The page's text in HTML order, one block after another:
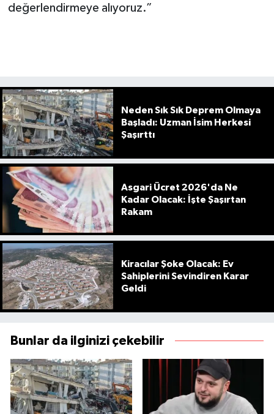
değerlendirmeye alıyoruz.”
Neden Sık Sık Deprem Olmaya
Başladı: Uzman İsim Herkesi
Şaşırttı
Asgari Ücret 2026'da Ne
Kadar Olacak: İşte Şaşırtan
Rakam
Kiracılar Şoke Olacak: Ev
Sahiplerini Sevindiren Karar
Geldi
Bunlar da ilginizi çekebilir